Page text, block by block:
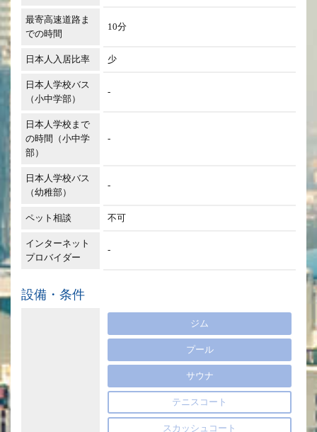
最寄高速道路ま
での時間
10分
日本人入居比率 少
日本人学校バス
（小中学部）
-
日本人学校まで
の時間（小中学
部）
-
日本人学校バス
（幼稚部）
-
ペット相談 不可
インターネット
プロバイダー
-
設備・条件
ジム
プール
サウナ
テニスコート
スカッシュコート